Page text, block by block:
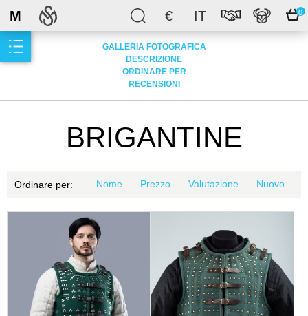
€ IT 0
M
GALLERIA FOTOGRAFICA
DESCRIZIONE
ORDINARE PER
RECENSIONI
BRIGANTINE
Ordinare per: Nome Prezzo Valutazione Nuovo